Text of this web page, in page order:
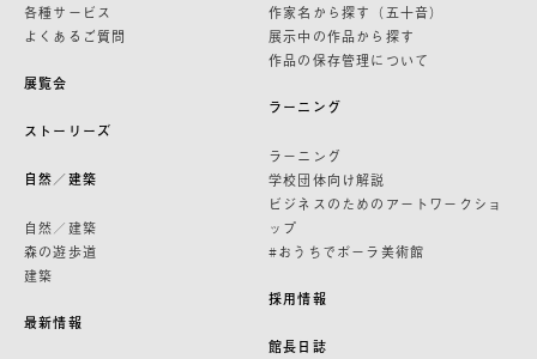
各種サービス
よくあるご質問
展覧会
ストーリーズ
自然／建築
自然／建築
森の遊歩道
建築
最新情報
作家名から探す（五十音）
展示中の作品から探す
作品の保存管理について
ラーニング
ラーニング
学校団体向け解説
ビジネスのためのアートワークショ
ップ
#おうちでポーラ美術館
採用情報
館長日誌